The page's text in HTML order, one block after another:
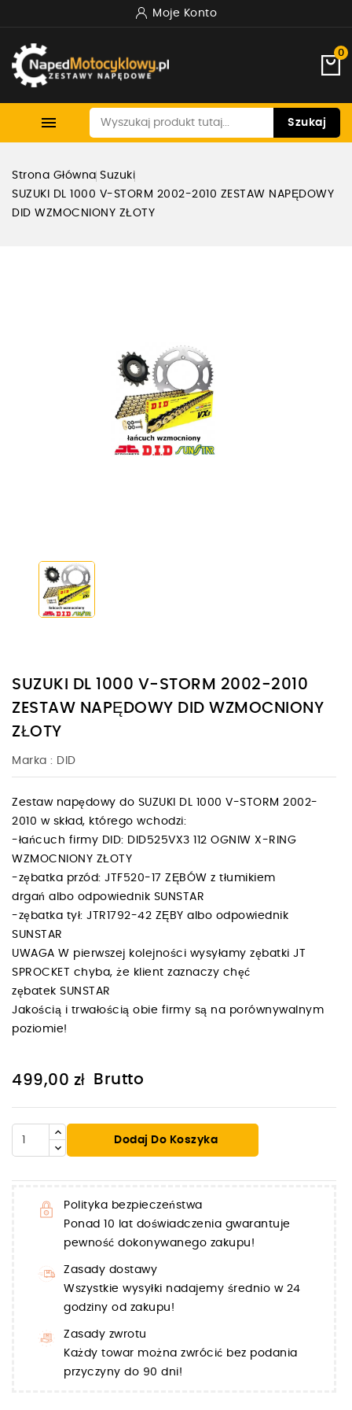
Moje Konto
0
 Szukaj
Strona Główna Suzuki
SUZUKI DL 1000 V-STORM 2002-2010 ZESTAW NAPĘDOWY
DID WZMOCNIONY ZŁOTY
SUZUKI DL 1000 V-STORM 2002-2010
ZESTAW NAPĘDOWY DID WZMOCNIONY
ZŁOTY
Marka : DID
Zestaw napędowy do SUZUKI DL 1000 V-STORM 2002-
2010 w skład, którego wchodzi:
-łańcuch firmy DID: DID525VX3 112 OGNIW X-RING
WZMOCNIONY ZŁOTY
-zębatka przód: JTF520-17 ZĘBÓW z tłumikiem
drgań albo odpowiednik SUNSTAR
-zębatka tył: JTR1792-42 ZĘBY albo odpowiednik
SUNSTAR
UWAGA W pierwszej kolejności wysyłamy zębatki JT
SPROCKET chyba, że klient zaznaczy chęć
zębatek SUNSTAR
Jakością i trwałością obie firmy są na porównywalnym
poziomie!
499,00 zł Brutto
Dodaj Do Koszyka
Polityka bezpieczeństwa
Ponad 10 lat doświadczenia gwarantuje
pewność dokonywanego zakupu!
Zasady dostawy
Wszystkie wysyłki nadajemy średnio w 24
godziny od zakupu!
Zasady zwrotu
Każdy towar można zwrócić bez podania
przyczyny do 90 dni!